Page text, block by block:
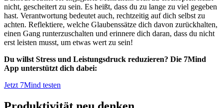
nicht, gescheitert zu sein. Es heißt, dass du zu lange zu viel gegeben
hast. Verantwortung bedeutet auch, rechtzeitig auf dich selbst zu
achten. Reflektiere, welche Glaubenssätze dich davon zurückhalten,
einen Gang runterzuschalten und erinnere dich daran, dass du nicht
erst leisten musst, um etwas wert zu sein!
Du willst Stress und Leistungsdruck reduzieren? Die 7Mind
App unterstützt dich dabei:
Jetzt 7Mind testen